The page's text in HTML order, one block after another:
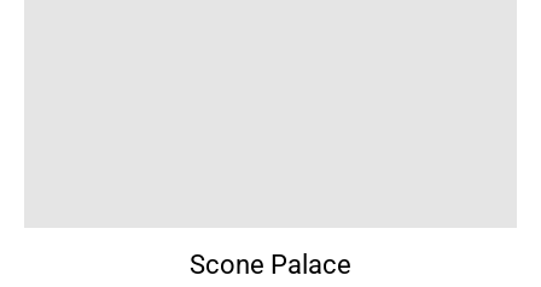
Scone Palace